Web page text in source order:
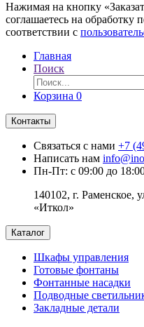
Нажимая на кнопку
соглашаетесь на обработку
соответствии с
Главная
Поиск
Корзина 0
Контакты
Связаться с нами +7
Написать нам
Пн-Пт: с 09:00 до
140102, г. Раменское,
«Иткол»
Каталог
Шкафы управления
Готовые фонтаны
Фонтанные насадки
Подводные
Закладные детали